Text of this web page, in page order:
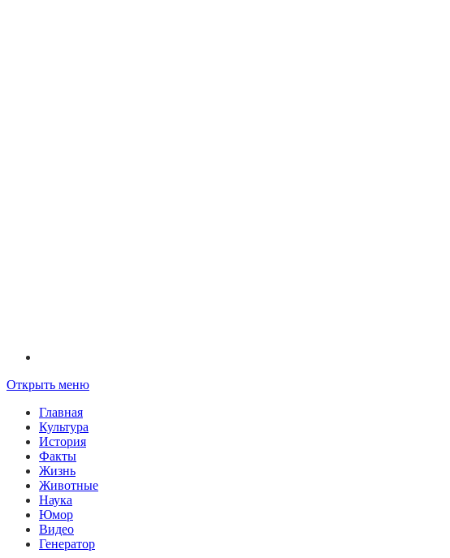
Открыть меню
Главная
Культура
История
Факты
Жизнь
Животные
Наука
Юмор
Видео
Генератор